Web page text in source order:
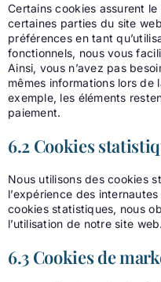
Certains cookies assurent
certaines parties du site
préférences en tant
fonctionnels, nous vous
Ainsi, vous n’avez pas
mêmes informations lors
exemple, les éléments
paiement.
6.2 Cookies
Nous utilisons des cookies
l’expérience des
cookies statistiques, nous
l’utilisation de notre site web.
6.3 Cookies de